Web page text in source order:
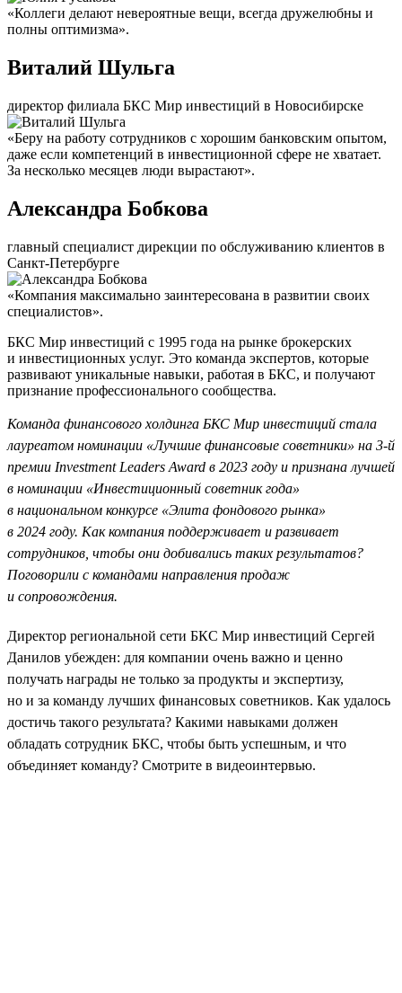
«Коллеги делают невероятные вещи, всегда дружелюбны и
полны оптимизма».
Виталий Шульга
директор филиала БКС Мир инвестиций в Новосибирске
«Беру на работу сотрудников с хорошим банковским опытом,
даже если компетенций в инвестиционной сфере не хватает.
За несколько месяцев люди вырастают».
Александра Бобкова
главный специалист дирекции по обслуживанию клиентов в
Санкт-Петербурге
«Компания максимально заинтересована в развитии своих
специалистов».
БКС Мир инвестиций с 1995 года на рынке брокерских
и инвестиционных услуг. Это команда экспертов, которые
развивают уникальные навыки, работая в БКС, и получают
признание профессионального сообщества.
Команда финансового холдинга БКС Мир инвестиций стала
лауреатом номинации «Лучшие финансовые советники» на 3-й
премии Investment Leaders Award в 2023 году и признана лучшей
в номинации «Инвестиционный советник года»
в национальном конкурсе «Элита фондового рынка»
в 2024 году. Как компания поддерживает и развивает
сотрудников, чтобы они добивались таких результатов?
Поговорили с командами направления продаж
и сопровождения.
Директор региональной сети БКС Мир инвестиций Сергей
Данилов убежден: для компании очень важно и ценно
получать награды не только за продукты и экспертизу,
но и за команду лучших финансовых советников. Как удалось
достичь такого результата? Какими навыками должен
обладать сотрудник БКС, чтобы быть успешным, и что
объединяет команду? Смотрите в видеоинтервью.